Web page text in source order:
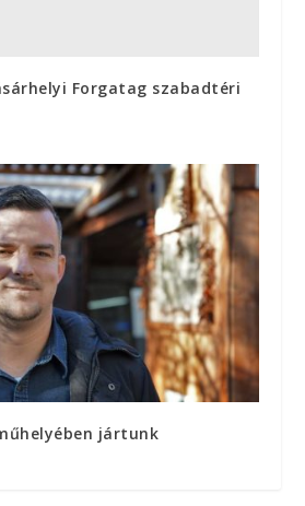
Forgatag szabadtéri
jártunk